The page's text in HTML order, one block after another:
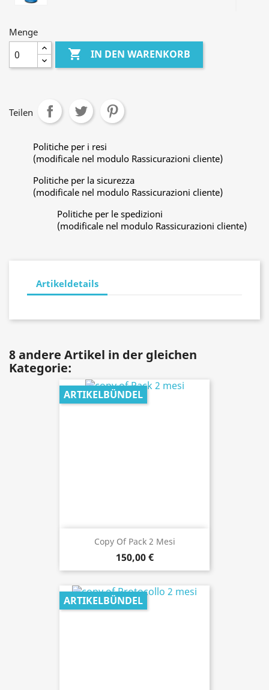
Menge
 IN DEN WARENKORB
Teilen
Politiche per i resi
(modificale nel modulo Rassicurazioni cliente)
Politiche per la sicurezza
(modificale nel modulo Rassicurazioni cliente)
Politiche per le spedizioni
(modificale nel modulo Rassicurazioni cliente)
Artikeldetails
8 andere Artikel in der gleichen
Kategorie:
Copy Of Pack 2 Mesi
150,00 €
ARTIKELBÜNDEL
ARTIKELBÜNDEL